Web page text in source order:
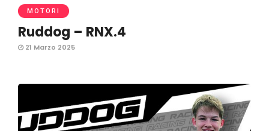
MOTORI
Ruddog – RNX.4
21 Marzo 2025